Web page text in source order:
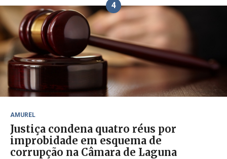
4
AMUREL
Justiça condena quatro réus por
improbidade em esquema de
corrupção na Câmara de Laguna